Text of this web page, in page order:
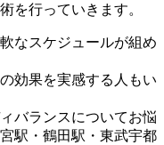
を行っていきます。
なスケジュールが組め
効果を実感する人もい
バランスについてお悩
駅・鶴田駅・東武宇都